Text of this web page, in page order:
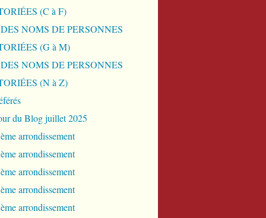
(C à F)
NOMS DE PERSONNES
(G à M)
NOMS DE PERSONNES
(N à Z)
du Blog juillet 2025
arrondissement
arrondissement
arrondissement
arrondissement
arrondissement